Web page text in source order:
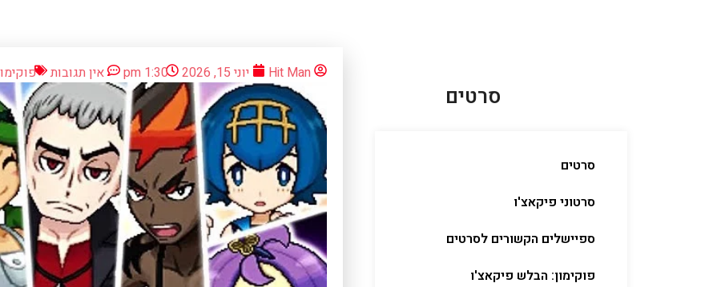
סרטים
סרטים
סרטוני פיקאצ'ו
ספיישלים הקשורים לסרטים
פוקימון: הבלש פיקאצ'ו
Hit Man יוני 15, 2026 1:30 pm אין תגובות